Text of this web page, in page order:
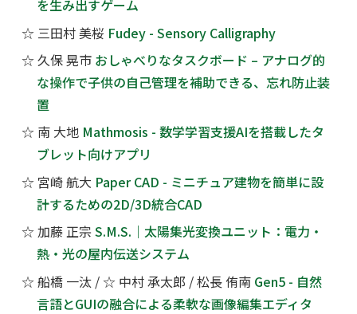
を生み出すゲーム
☆ 三田村 美桜 Fudey - Sensory Calligraphy
☆久保 晃市 おしゃべりなタスクボード – アナログ的
な操作で子供の自己管理を補助できる、忘れ防止装
置
☆ 南 大地 Mathmosis - 数学学習支援AIを搭載したタ
ブレット向けアプリ
☆ 宮崎 航大 Paper CAD - ミニチュア建物を簡単に設
計するための2D/3D統合CAD
☆加藤 正宗S.M.S.｜太陽集光変換ユニット：電力・
熱・光の屋内伝送システム
☆船橋 一汰 /☆ 中村 承太郎 /松長 侑南 Gen5 - 自然
言語とGUIの融合による柔軟な画像編集エディタ